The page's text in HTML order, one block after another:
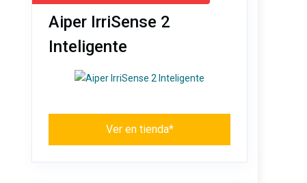
Aiper IrriSense 2
Inteligente
Ver en tienda*